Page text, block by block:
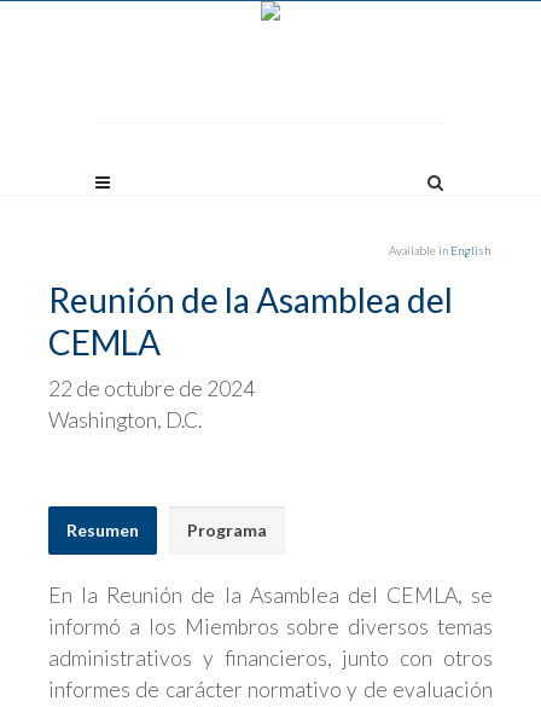
Available in English
Reunión de la Asamblea del
CEMLA
22 de octubre de 2024
Washington, D.C.
Resumen Programa
En la Reunión de la Asamblea del CEMLA, se
informó a los Miembros sobre diversos temas
administrativos y financieros, junto con otros
informes de carácter normativo y de evaluación